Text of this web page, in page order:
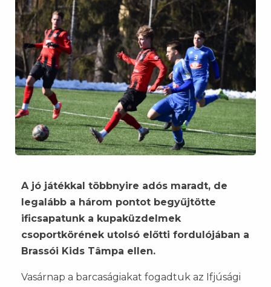
A jó játékkal többnyire adós maradt, de
legalább a három pontot begyűjtötte
ificsapatunk a kupaküzdelmek
csoportkörének utolsó előtti fordulójában a
Brassói Kids Tâmpa ellen.
Vasárnap a barcaságiakat fogadtuk az Ifjúsági